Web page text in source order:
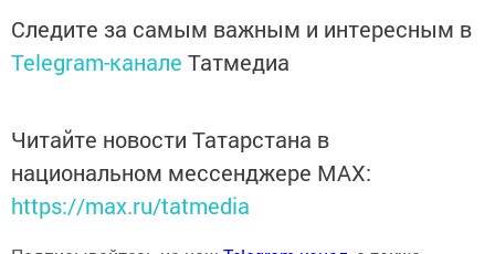
Следите за самым важным и интересным в
Telegram-канале Татмедиа
Читайте новости Татарстана в
национальном мессенджере MАХ:
https://max.ru/tatmedia